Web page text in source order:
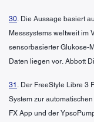
30. Die Aussage basiert
Messsystems weltweit im
sensorbasierter Glukose-
Daten liegen vor. Abbott
31 . Der FreeStyle Libre 3
System zur
FX App und der